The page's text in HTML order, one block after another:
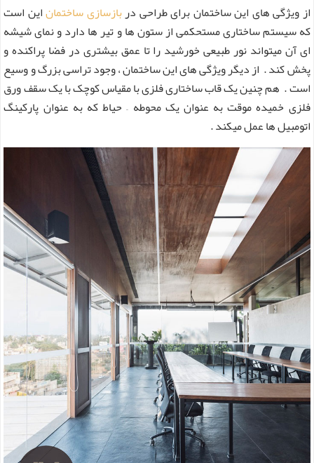
از ویژگی های این ساختمان برای طراحی دربازسازی ساختماناین است
که سیستم ساختاری مستحکمی از ستون ها و تیر ها دارد و نمای شیشه
ای آن میتواند نور طبیعی خورشید را تا عمق بیشتری در فضا پراکنده و
پخش کند . از دیگر ویژگی های این ساختمان ، وجود تراسی بزرگ و وسیع
است . هم چنین یک قاب ساختاری فلزی با مقیاس کوچک با یک سقف ورق
فلزی خمیده موقت به عنوان یک محوطه – حیاط که به عنوان پارکینگ
اتومبیل ها عمل میکند .